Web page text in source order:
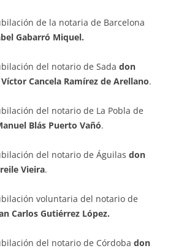
de la notaria de Barcelona
Gabarró Miquel.
del notario de Sada don
Cancela Ramírez de Arellano.
del notario de La Pobla de
Blás Puerto Vañó.
del notario de Águilas don
Vieira.
voluntaria del notario de
Carlos Gutiérrez López.
del notario de Córdoba don